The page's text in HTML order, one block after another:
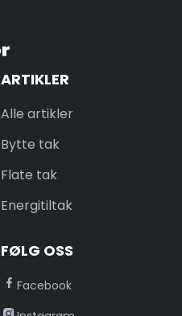
ARTIKLER
Alle artikler
Bytte tak
Flate tak
Energitiltak
FØLG OSS
Facebook